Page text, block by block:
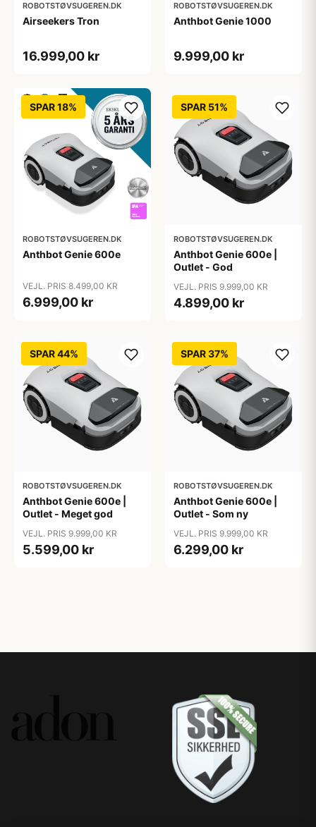
ROBOTSTØVSUGEREN.DK
Airseekers Tron
16.999,00 kr
ROBOTSTØVSUGEREN.DK
Anthbot Genie 1000
9.999,00 kr
SPAR 18%
ROBOTSTØVSUGEREN.DK
Anthbot Genie 600e
VEJL. PRIS 8.499,00 KR
6.999,00 kr
SPAR 51%
ROBOTSTØVSUGEREN.DK
Anthbot Genie 600e |
Outlet - God
VEJL. PRIS 9.999,00 KR
4.899,00 kr
SPAR 44%
ROBOTSTØVSUGEREN.DK
Anthbot Genie 600e |
Outlet - Meget god
VEJL. PRIS 9.999,00 KR
5.599,00 kr
SPAR 37%
ROBOTSTØVSUGEREN.DK
Anthbot Genie 600e |
Outlet - Som ny
VEJL. PRIS 9.999,00 KR
6.299,00 kr